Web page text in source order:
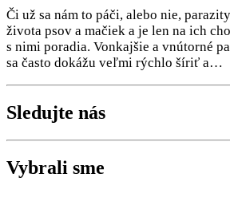
Či už sa nám to páči, alebo nie,
života psov a mačiek a je len na ich
s nimi poradia. Vonkajšie a vnútorné
sa často dokážu veľmi rýchlo šíriť a…
Sledujte nás
Vybrali sme